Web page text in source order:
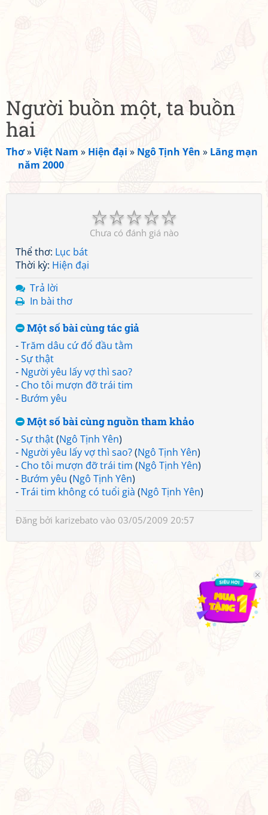
Người buồn một, ta buồn
hai
Thơ»Việt Nam » Hiện đại » Ngô Tịnh Yên » Lãng mạn
năm 2000
☆
☆
☆
☆
☆
Chưa có đánh giá nào
Thể thơ: Lục bát
Thời kỳ: Hiện đại
Trả lời
In bài thơ
Một số bài cùng tác giả
-Trăm dâu cứ đổ đầu tằm
-Sự thật
- Người yêu lấy vợ thì sao?
- Cho tôi mượn đỡ trái tim
- Bướm yêu
Một số bài cùng nguồn tham khảo
-Sự thật(Ngô Tịnh Yên)
- Người yêu lấy vợ thì sao?(Ngô Tịnh Yên)
- Cho tôi mượn đỡ trái tim (Ngô Tịnh Yên)
- Bướm yêu (Ngô Tịnh Yên)
-Trái tim không có tuổi già (Ngô Tịnh Yên)
Đăng bởi karizebato vào 03/05/2009 20:57